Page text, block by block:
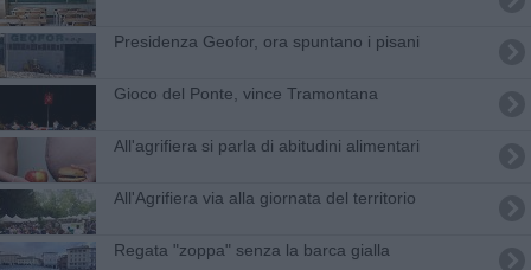
Presidenza Geofor, ora spuntano i pisani
Gioco del Ponte, vince Tramontana
All'agrifiera si parla di abitudini alimentari
All'Agrifiera via alla giornata del territorio
Regata "zoppa" senza la barca gialla